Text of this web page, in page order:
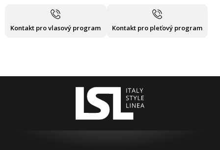
Kontakt pro vlasový program Kontakt pro pleťový program